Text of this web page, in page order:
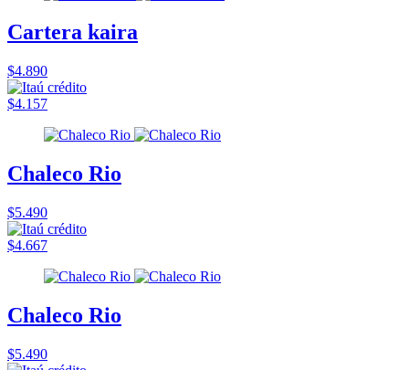
Cartera kaira
$4.890
$4.157
Chaleco Rio
$5.490
$4.667
Chaleco Rio
$5.490